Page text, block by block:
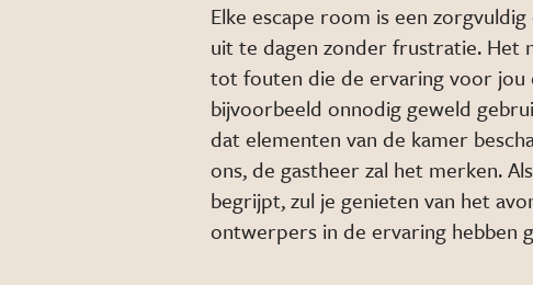
Elke escape room is een
uit te dagen zonder frustratie. Het
tot fouten die de ervaring voor jou
bijvoorbeeld onnodig geweld
dat elementen van de kamer
ons, de gastheer zal het merken.
begrijpt, zul je genieten van het
ontwerpers in de ervaring hebben